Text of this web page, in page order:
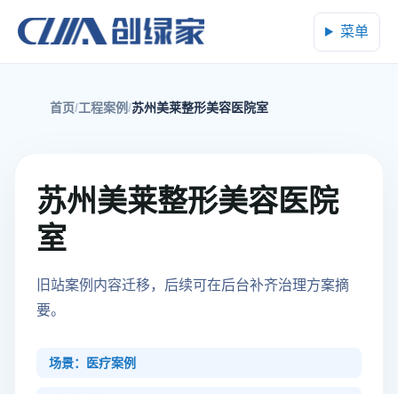
菜单
首页 工程案例 苏州美莱整形美容医院室
苏州美莱整形美容医院
室
旧站案例内容迁移，后续可在后台补齐治理方案摘
要。
场景：医疗案例